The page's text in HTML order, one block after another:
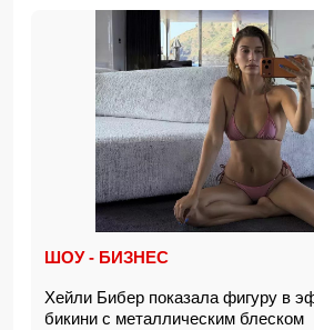
ШОУ - БИЗНЕС
Хейли Бибер показала фигуру в
бикини с металлическим блеском